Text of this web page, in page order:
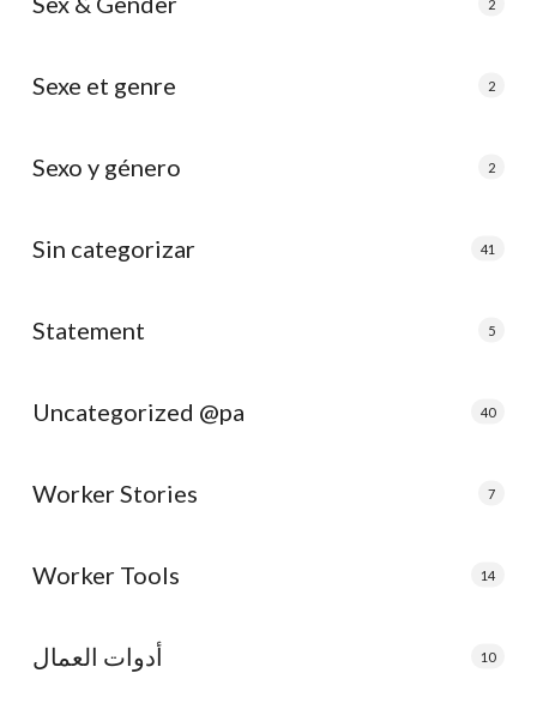
Sexe et genre 2
Sexo y género 2
Sin categorizar 41
Statement 5
Uncategorized @pa 40
Worker Stories 7
Worker Tools 14
أدوات العمال 10